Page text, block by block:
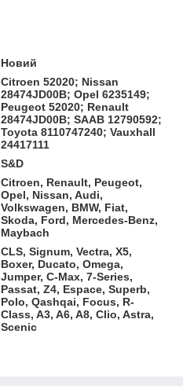
Новий
Citroen 52020; Nissan
28474JD00B; Opel 6235149;
Peugeot 52020; Renault
28474JD00B; SAAB 12790592;
Toyota 8110747240; Vauxhall
24417111
S&D
Citroen, Renault, Peugeot,
Opel, Nissan, Audi,
Volkswagen, BMW, Fiat,
Skoda, Ford, Mercedes-Benz,
Maybach
CLS, Signum, Vectra, X5,
Boxer, Ducato, Omega,
Jumper, C-Max, 7-Series,
Passat, Z4, Espace, Superb,
Polo, Qashqai, Focus, R-
Class, A3, A6, A8, Clio, Astra,
Scenic